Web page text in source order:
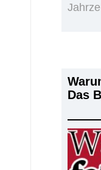
Das